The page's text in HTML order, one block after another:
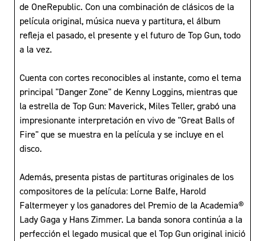
de OneRepublic. Con una combinación de clásicos de la
película original, música nueva y partitura, el álbum
refleja el pasado, el presente y el futuro de Top Gun, todo
a la vez.
Cuenta con cortes reconocibles al instante, como el tema
principal "Danger Zone" de Kenny Loggins, mientras que
la estrella de Top Gun: Maverick, Miles Teller, grabó una
impresionante interpretación en vivo de "Great Balls of
Fire" que se muestra en la película y se incluye en el
disco.
Además, presenta pistas de partituras originales de los
compositores de la película: Lorne Balfe, Harold
Faltermeyer y los ganadores del Premio de la Academia®
Lady Gaga y Hans Zimmer. La banda sonora continúa a la
perfección el legado musical que el Top Gun original inició